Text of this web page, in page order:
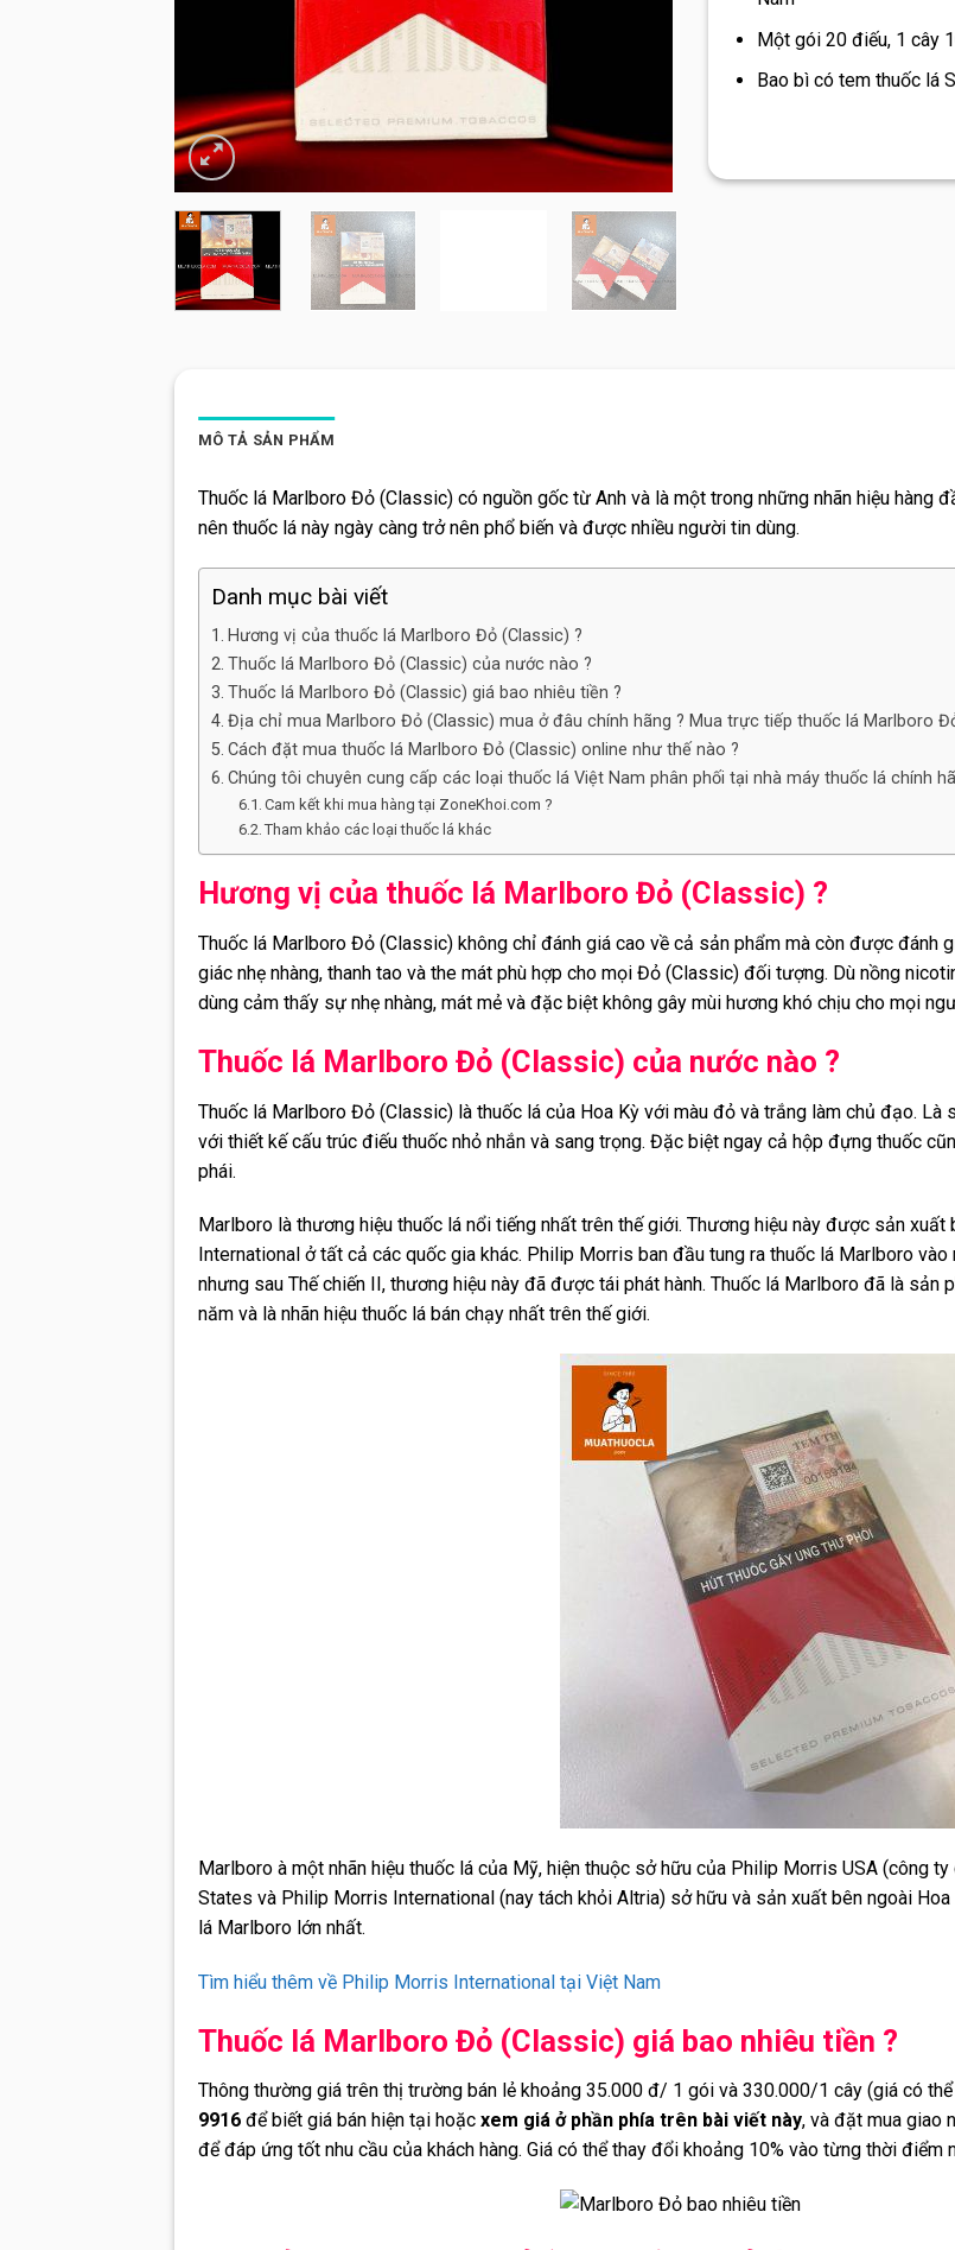
Một gói 20 điếu, 1 cây
Bao bì có tem thuốc lá
MÔ TẢ SẢN PHẨM
Thuốc lá Marlboro Đỏ (Classic) có nguồn gốc từ Anh và là một trong những nhãn hiệu hàng
nên thuốc lá này ngày càng trở nên phổ biến và được nhiều người tin dùng.
Danh mục bài viết
Hương vị của thuốc lá Marlboro Đỏ (Classic) ?
Thuốc lá Marlboro Đỏ (Classic) của nước nào ?
Thuốc lá Marlboro Đỏ (Classic) giá bao nhiêu tiền ?
Địa chỉ mua Marlboro Đỏ (Classic) mua ở đâu chính hãng ? Mua trực tiếp thuốc lá Marlboro
Cách đặt mua thuốc lá Marlboro Đỏ (Classic) online như thế nào ?
Chúng tôi chuyên cung cấp các loại thuốc lá Việt Nam phân phối tại nhà máy thuốc lá chính
Cam kết khi mua hàng tại ZoneKhoi.com ?
Tham khảo các loại thuốc lá khác
Hương vị của thuốc lá Marlboro Đỏ (Classic) ?
Thuốc lá Marlboro Đỏ (Classic) không chỉ đánh giá cao về cả sản phẩm mà còn được đánh
giác nhẹ nhàng, thanh tao và the mát phù hợp cho mọi Đỏ (Classic) đối tượng. Dù nồng
dùng cảm thấy sự nhẹ nhàng, mát mẻ và đặc biệt không gây mùi hương khó chịu cho mọi
Thuốc lá Marlboro Đỏ (Classic) của nước nào ?
Thuốc lá Marlboro Đỏ (Classic) là thuốc lá của Hoa Kỳ với màu đỏ và trắng làm chủ đạo.
với thiết kế cấu trúc điếu thuốc nhỏ nhắn và sang trọng. Đặc biệt ngay cả hộp đựng thuốc
phái.
Marlboro là thương hiệu thuốc lá nổi tiếng nhất trên thế giới. Thương hiệu này được sản
International ở tất cả các quốc gia khác. Philip Morris ban đầu tung ra thuốc lá Marlboro
nhưng sau Thế chiến II, thương hiệu này đã được tái phát hành. Thuốc lá Marlboro đã là sản
năm và là nhãn hiệu thuốc lá bán chạy nhất trên thế giới.
Marlboro à một nhãn hiệu thuốc lá của Mỹ, hiện thuộc sở hữu của Philip Morris USA (công
States và Philip Morris International (nay tách khỏi Altria) sở hữu và sản xuất bên ngoài
lá Marlboro lớn nhất.
Tìm hiểu thêm về Philip Morris International tại Việt Nam
Thuốc lá Marlboro Đỏ (Classic) giá bao nhiêu tiền ?
Thông thường giá trên thị trường bán lẻ khoảng 35.000 đ/ 1 gói và 330.000/1 cây (giá có
9916 để biết giá bán hiện tại hoặc xem giá ở phần phía trên bài viết này, và đặt mua giao
để đáp ứng tốt nhu cầu của khách hàng. Giá có thể thay đổi khoảng 10% vào từng thời điểm